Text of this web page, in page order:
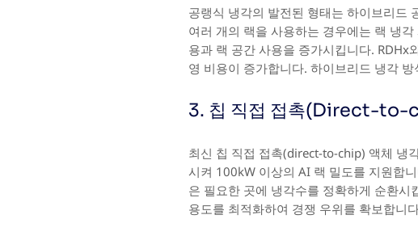
공랭식 냉각의 발전된 형태는 하이브리드
여러 개의 랙을 사용하는 경우에는 랙 냉
용과 랙 공간 사용을 증가시킵니다. RDHx
영 비용이 증가합니다. 하이브리드 냉각
3. 칩 직접 접촉(Direct-to-
최신 칩 직접 접촉(direct-to-chip) 액체 냉
시켜 100kW 이상의 AI 랙 밀도를 지원합
은 필요한 곳에 냉각수를 정확하게 순환
용도를 최적화하여 경쟁 우위를 확보합니